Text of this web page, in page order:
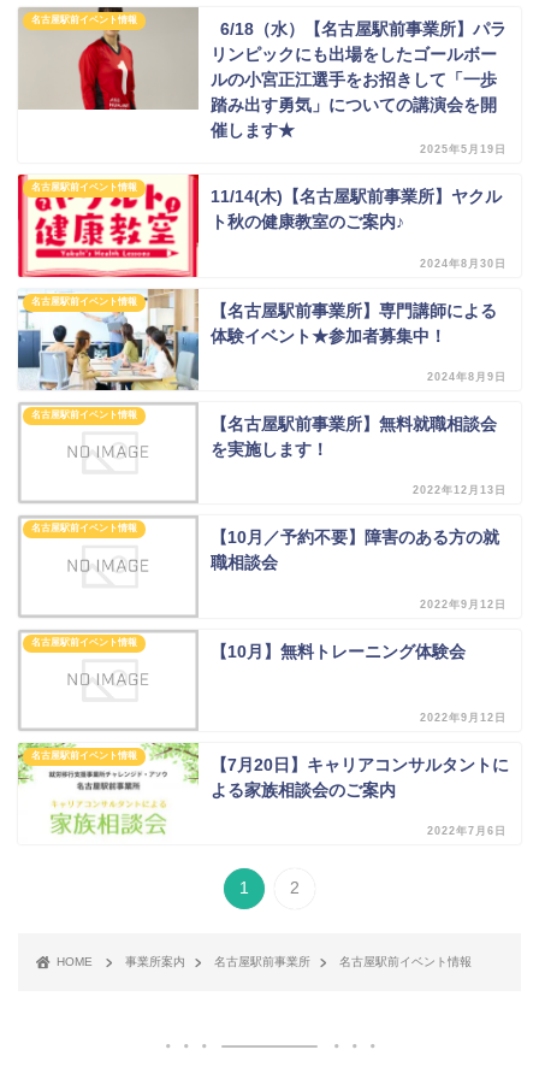
名古屋駅前イベント情報
6/18（水）【名古屋駅前事業所】パラ
リンピックにも出場をしたゴールボー
ルの小宮正江選手をお招きして「一歩
踏み出す勇気」についての講演会を開
催します★
2025年5月19日
名古屋駅前イベント情報
11/14(木)【名古屋駅前事業所】ヤクル
ト秋の健康教室のご案内♪
2024年8月30日
名古屋駅前イベント情報
【名古屋駅前事業所】専門講師による
体験イベント★参加者募集中！
2024年8月9日
名古屋駅前イベント情報
【名古屋駅前事業所】無料就職相談会
を実施します！
2022年12月13日
名古屋駅前イベント情報
【10月／予約不要】障害のある方の就
職相談会
2022年9月12日
名古屋駅前イベント情報 【10月】無料トレーニング体験会
2022年9月12日
名古屋駅前イベント情報
【7月20日】キャリアコンサルタントに
よる家族相談会のご案内
2022年7月6日
1 2
HOME 事業所案内 名古屋駅前事業所 名古屋駅前イベント情報